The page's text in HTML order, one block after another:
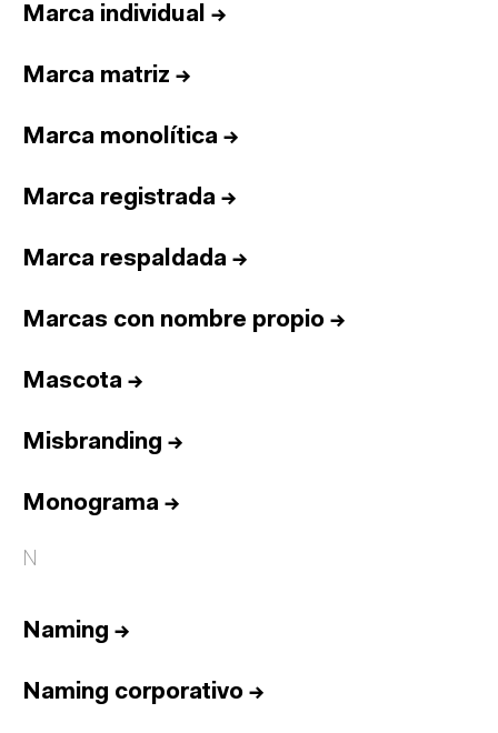
Marca individual →
Marca matriz →
Marca monolítica →
Marca registrada →
Marca respaldada →
Marcas con nombre propio →
Mascota →
Misbranding →
Monograma →
N
Naming →
Naming corporativo →